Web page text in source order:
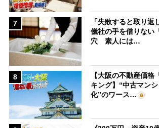
7
「失敗すると取り返
儀社の手を借りない
穴 素人には…
8
【大阪の不動産価格
キング】“中古マン
化”のワース…